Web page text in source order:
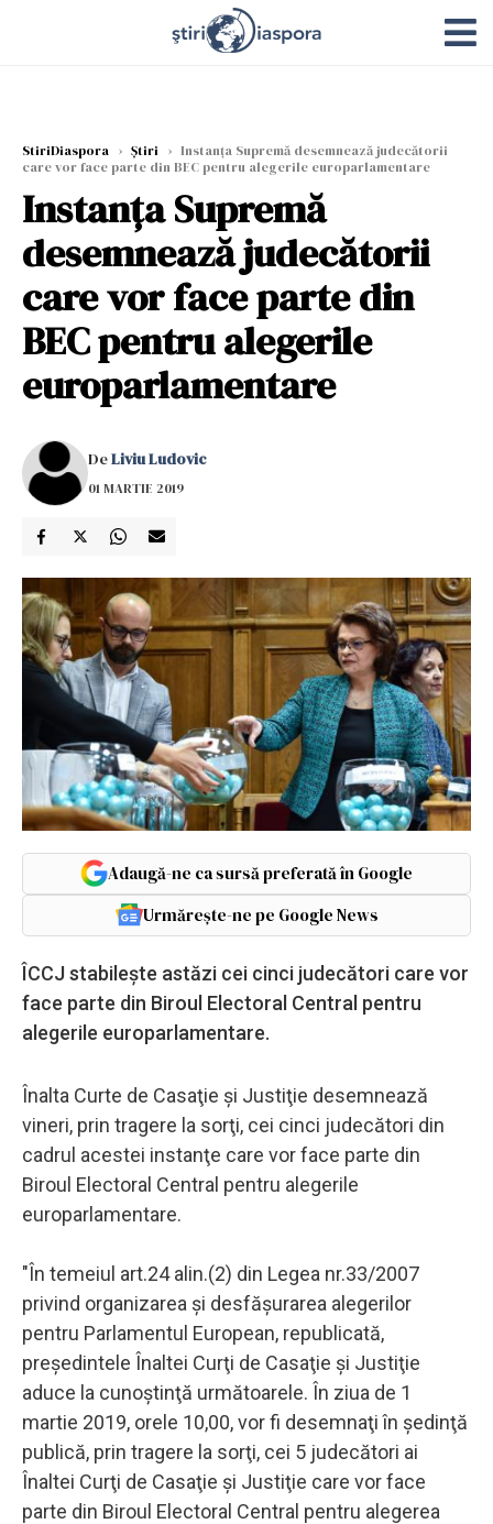
StiriDiaspora › Știri › Instanța Supremă desemnează judecătorii
care vor face parte din BEC pentru alegerile europarlamentare
Instanța Supremă
desemnează judecătorii
care vor face parte din
BEC pentru alegerile
europarlamentare
DeLiviu Ludovic
01 MARTIE 2019
Adaugă-ne ca sursă preferată în Google
Urmărește-ne pe Google News
ÎCCJ stabilește astăzi cei cinci judecători care vor
face parte din Biroul Electoral Central pentru
alegerile europarlamentare.
Înalta Curte de Casaţie şi Justiţie desemnează
vineri, prin tragere la sorţi, cei cinci judecători din
cadrul acestei instanţe care vor face parte din
Biroul Electoral Central pentru alegerile
europarlamentare.
"În temeiul art.24 alin.(2) din Legea nr.33/2007
privind organizarea şi desfăşurarea alegerilor
pentru Parlamentul European, republicată,
preşedintele Înaltei Curţi de Casaţie şi Justiţie
aduce la cunoştinţă următoarele. În ziua de 1
martie 2019, orele 10,00, vor fi desemnaţi în şedinţă
publică, prin tragere la sorţi, cei 5 judecători ai
Înaltei Curţi de Casaţie şi Justiţie care vor face
parte din Biroul Electoral Central pentru alegerea